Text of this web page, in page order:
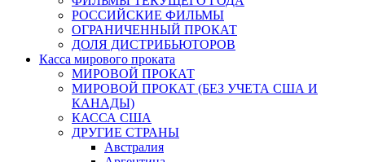
РОССИЙСКИЕ ФИЛЬМЫ
ОГРАНИЧЕННЫЙ ПРОКАТ
ДОЛЯ ДИСТРИБЬЮТОРОВ
Касса мирового проката
МИРОВОЙ ПРОКАТ
МИРОВОЙ ПРОКАТ (БЕЗ УЧЕТА США И
КАНАДЫ)
КАССА США
ДРУГИЕ СТРАНЫ
Австралия